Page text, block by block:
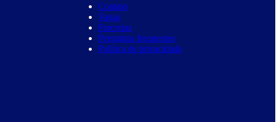
Contato
Vagas
Parcerias
Perguntas frequentes
Política de privacidade